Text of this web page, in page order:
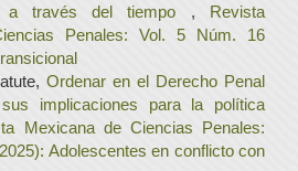
a través del tiempo , Revista
Penales: Vol. 5 Núm. 16
Ordenar en el Derecho Penal
implicaciones para la política
Mexicana de Ciencias Penales:
Adolescentes en conflicto con